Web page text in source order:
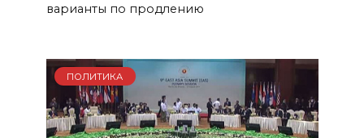
варианты по продлению
ПОЛИТИКА